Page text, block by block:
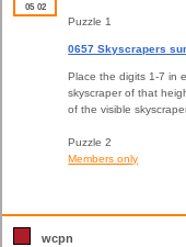
05 02
Puzzle 1
0657 Skyscrapers
Place the digits 1-7 in
skyscraper of that
of the visible
Puzzle 2
Members only
wcpn